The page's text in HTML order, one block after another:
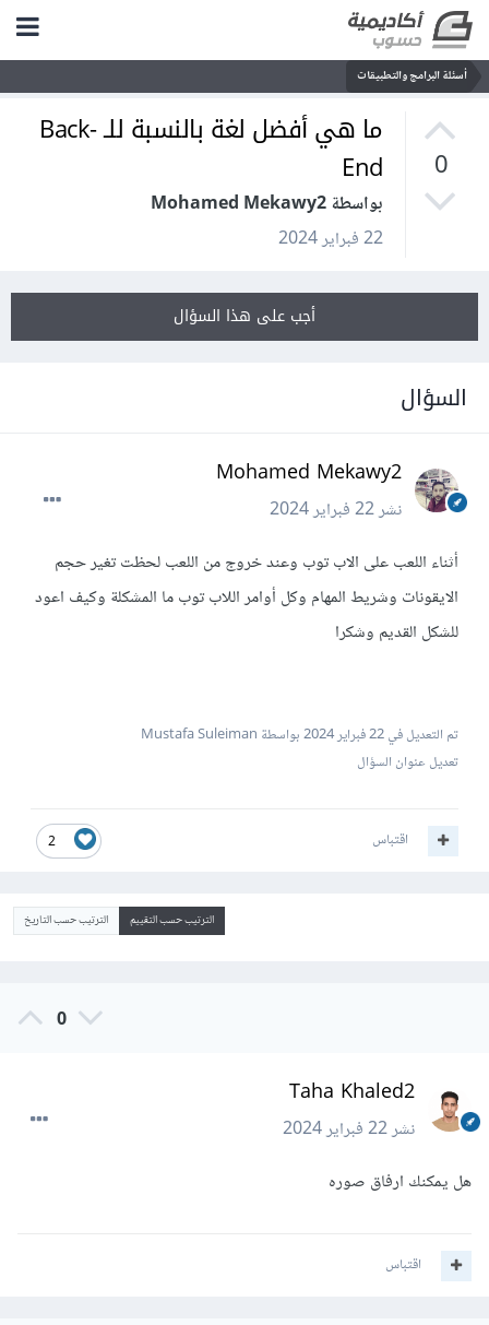
أسئلة البرامج والتطبيقات
0
ما هي أفضل لغة بالنسبة للـ Back-
End
بواسطة Mohamed Mekawy2
22 فبراير 2024
أجب على هذا السؤال
السؤال
Mohamed Mekawy2
نشر22 فبراير 2024
أثناء اللعب على الاب توب وعند خروج من اللعب لحظت تغير حجم
الايقونات وشريط المهام وكل أوامر اللاب توب ما المشكلة وكيف اعود
للشكل القديم وشكرا
تم التعديل في22 فبراير 2024
بواسطة Mustafa Suleiman
تعديل عنوان السؤال
2 اقتباس
الترتيب حسب التقييم الترتيب حسب التاريخ
0
Taha Khaled2
نشر22 فبراير 2024
هل يمكنك ارفاق صوره
اقتباس